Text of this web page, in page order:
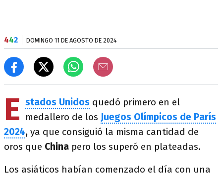
442 DOMINGO 11 DE AGOSTO DE 2024
E stados Unidos quedó primero en el
medallero de los Juegos Olímpicos de París
2024, ya que consiguió la misma cantidad de
oros que China pero los superó en plateadas.
Los asiáticos habían comenzado el día con una